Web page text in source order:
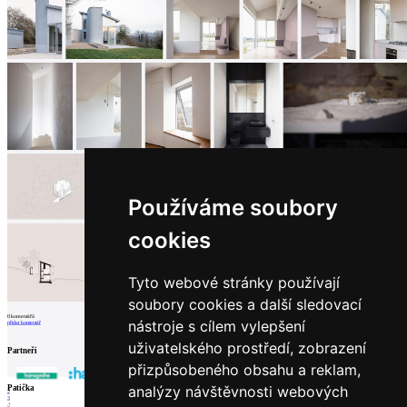
Používáme soubory
cookies
Tyto webové stránky používají
soubory cookies a další sledovací
nástroje s cílem vylepšení
uživatelského prostředí, zobrazení
přizpůsobeného obsahu a reklam,
analýzy návštěvnosti webových
0komentářů
přidat komentář
Partneři
1
2
3
4
Patička